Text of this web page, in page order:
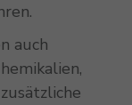
auch